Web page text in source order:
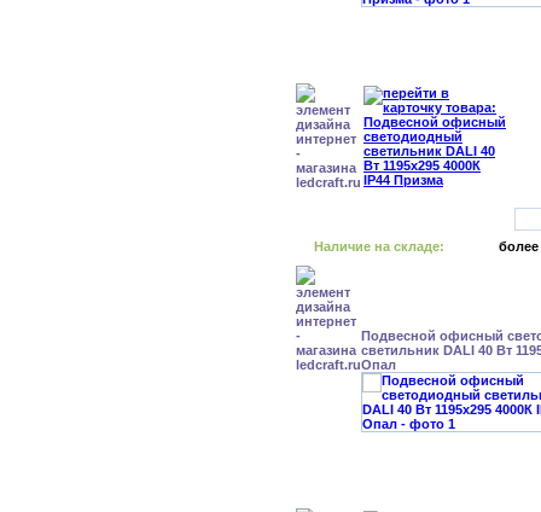
Наличие на складе: более
Подвесной офисный
светильник DALI 40 Вт
Опал